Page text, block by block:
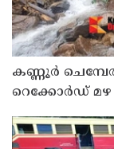
കണ്ണൂർ
റെക്കോർഡ് മഴ